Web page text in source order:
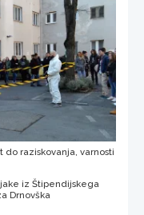
do raziskovanja, varnosti
iz Štipendijskega
Drnovška